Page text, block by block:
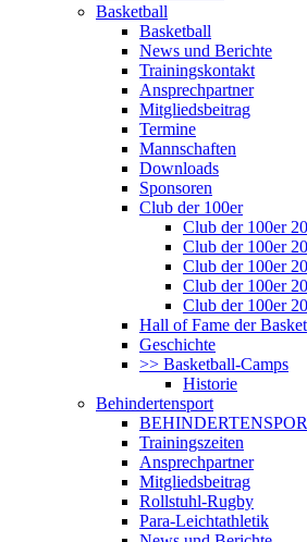
Basketball
Basketball
News und Berichte
Trainingskontakt
Ansprechpartner
Mitgliedsbeitrag
Termine
Mannschaften
Downloads
Sponsoren
Club der 100er
Club der 100er
Club der 100er
Club der 100er
Club der 100er
Club der 100er
Hall of Fame der
Geschichte
>> Basketball-Camps
Historie
Behindertensport
Trainingszeiten
Ansprechpartner
Mitgliedsbeitrag
Rollstuhl-Rugby
Para-Leichtathletik